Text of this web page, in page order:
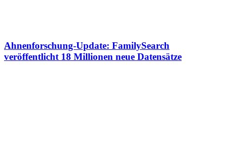
Ahnenforschung-Update: FamilySearch
veröffentlicht 18 Millionen neue Datensätze